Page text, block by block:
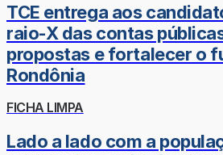
TCE entrega aos
raio-X das contas
propostas e fortalecer o
Rondônia
FICHA LIMPA
Lado a lado com a